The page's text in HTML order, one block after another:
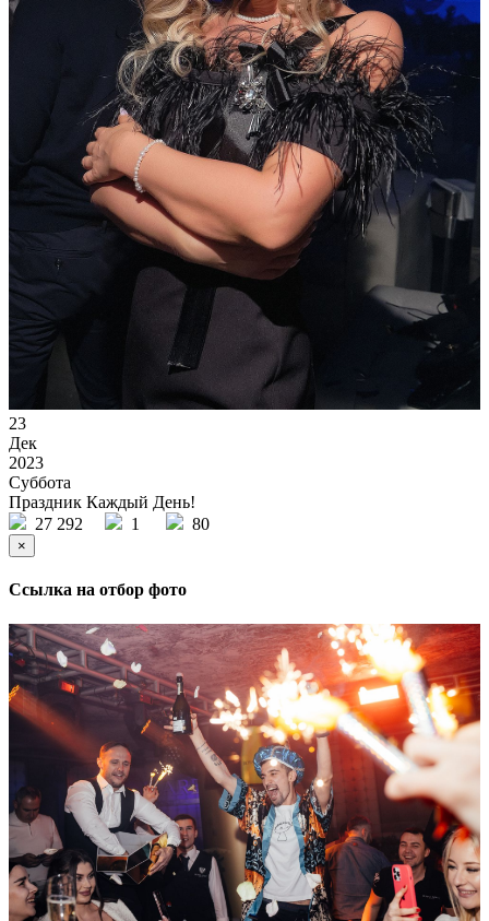
23
Дек
2023
Суббота
Праздник Каждый День!
27 292
1 80
×
Ссылка на отбор фото